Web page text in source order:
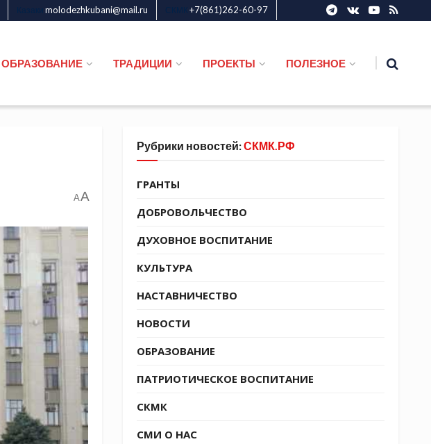
molodezhkubani@mail.ru +7(861)262-60-97
ОБРАЗОВАНИЕ ТРАДИЦИИ ПРОЕКТЫ ПОЛЕЗНОЕ
AA
Рубрики новостей:СКМК.РФ
ГРАНТЫ
ДОБРОВОЛЬЧЕСТВО
ДУХОВНОЕ ВОСПИТАНИЕ
КУЛЬТУРА
НАСТАВНИЧЕСТВО
НОВОСТИ
ОБРАЗОВАНИЕ
ПАТРИОТИЧЕСКОЕ ВОСПИТАНИЕ
СКМК
СМИ О НАС